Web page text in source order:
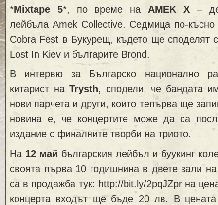
*Mixtape 5*, по време на AMEK X–
лейбъла Amek Collective. Седмица по-
Cobra Fest в Букурещ, където ще споделят
Lost In Kiev и българите Brond.
В интервю за Българско национално
китарист на Trysth, сподели, че бандата
нови парчета и други, които тепърва ще
новина е, че концертите може да са
издание с финалните творби на триото.
На 12 май българския лейбъл и буукинг
своята първа 10 годишнина в двете зали
са в продажба тук: http://bit.ly/2pqJZpr на
концерта входът ще бъде 20 лв. В